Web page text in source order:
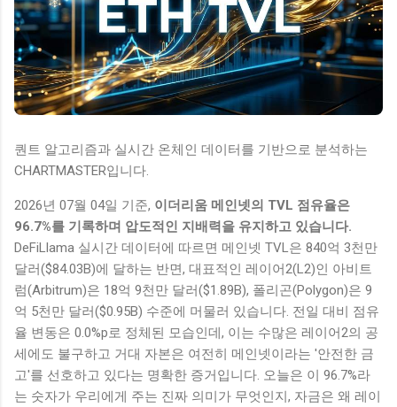
퀀트 알고리즘과 실시간 온체인 데이터를 기반으로 분석하는
CHARTMASTER입니다.
2026년 07월 04일 기준, 이더리움 메인넷의 TVL 점유율은
96.7%를 기록하며 압도적인 지배력을 유지하고 있습니다.
DeFiLlama 실시간 데이터에 따르면 메인넷 TVL은 840억 3천만
달러($84.03B)에 달하는 반면, 대표적인 레이어2(L2)인 아비트
럼(Arbitrum)은 18억 9천만 달러($1.89B), 폴리곤(Polygon)은 9
억 5천만 달러($0.95B) 수준에 머물러 있습니다. 전일 대비 점유
율 변동은 0.0%p로 정체된 모습인데, 이는 수많은 레이어2의 공
세에도 불구하고 거대 자본은 여전히 메인넷이라는 '안전한 금
고'를 선호하고 있다는 명확한 증거입니다. 오늘은 이 96.7%라
는 숫자가 우리에게 주는 진짜 의미가 무엇인지, 자금은 왜 레이